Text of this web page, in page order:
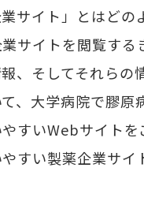
サイト」とはどの
サイトを閲覧する
、そしてそれらの
、大学病院で膠原
すいWebサイトを
すい製薬企業サイ